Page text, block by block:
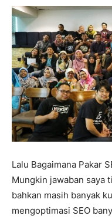
Lalu Bagaimana Pakar
Mungkin jawaban saya
bahkan masih banyak
mengoptimasi SEO